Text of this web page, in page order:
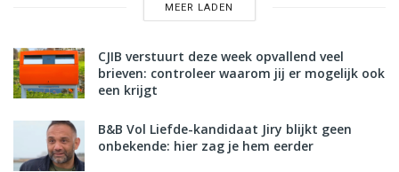
MEER LADEN
CJIB verstuurt deze week opvallend veel
brieven: controleer waarom jij er mogelijk ook
een krijgt
B&B Vol Liefde-kandidaat Jiry blijkt geen
onbekende: hier zag je hem eerder